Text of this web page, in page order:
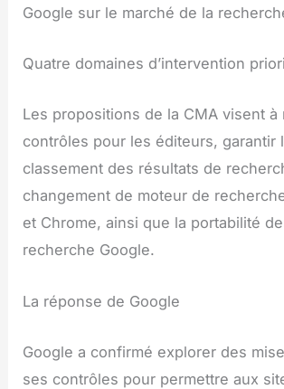
Google sur le marché de la
Quatre domaines d’intervention
Les propositions de la CMA visent
contrôles pour les éditeurs, garantir
classement des résultats de
changement de moteur de
et Chrome, ainsi que la portabilité
recherche Google.
La réponse de Google
Google a confirmé explorer des
ses contrôles pour permettre aux